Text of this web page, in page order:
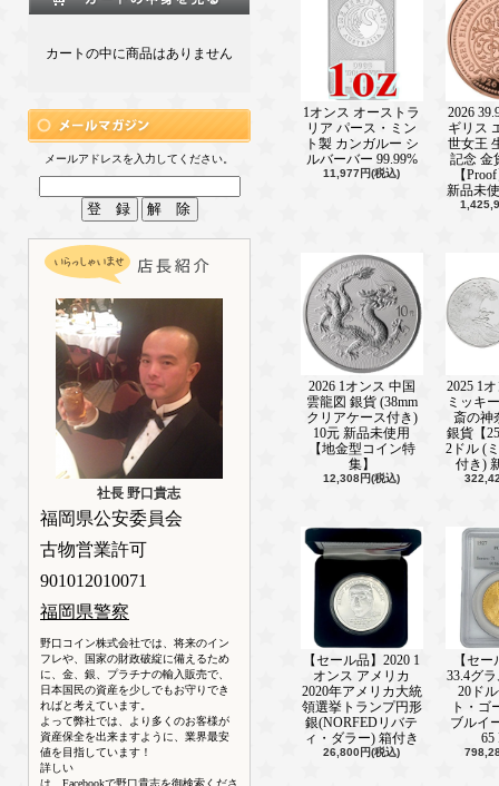
カートの中に商品はありません
メールアドレスを入力してください。
社長 野口貴志
福岡県公安委員会
古物営業許可
901012010071
福岡県警察
野口コイン株式会社では、将来のイン
フレや、国家の財政破綻に備えるため
に、金、銀、プラチナの輸入販売で、
日本国民の資産を少しでもお守りでき
ればと考えています。
よって弊社では、より多くのお客様が
資産保全を出来ますように、業界最安
値を目指しています！
詳しい
は、Facebookで野口貴志を御検索くださ
ーズ：ライトサイド シルバーバー
枚】セット発売中！！
新着情報■
2024 1オンス イギリス 街の光景：
ーフ2ポンド発売中！
新着情報■
2024年1オンスイギリススターウォ
ター銀貨プルーフ2ポンド発売中！
新着情報■
評発売中！
新着情報■
2024年 ウィーン銀貨１オンス好評
新着情報■
2024年 ブリタニア銀貨1oz 再入荷し
新着情報■
2024年 ブリタニア プラチナ貨1oz
新着情報■
2022 1オンス ウミガメ銀貨 好評発
2024 28.28グラム ニウエ オンス 守
ーズゴールドメッキ 銀貨発売中！
新着情報■
2024 1オンス オーストラリア 干支
銀貨 RAM製 好評発売中！
新着情報■
2023年 1オンス オーストラリア ウ
製 在庫ございます！
新着情報■
2024年メイプル銀貨、好評発売中！
1オンス オーストラ
リア パース・ミン
ト製 カンガルー シ
ルバーバー 99.99%
11,977円(税込)
2026
ギリス
世女王
記念 金
【
新品未
2026 1オンス 中国
雲龍図 銀貨 (38mm
クリアケース付き)
10元 新品未使用
【地金型コイン特
集】
12,308円(税込)
2025 1
ミッキ
斎の神
銀貨【
2ドル (
付き)
【セール品】2020 1
オンス アメリカ
2020年アメリカ大統
領選挙トランプ円形
銀(NORFEDリバテ
ィ・ダラー) 箱付き
26,800円(税込)
【セ
33.4グ
20ド
ト・ゴ
ブルイ
65